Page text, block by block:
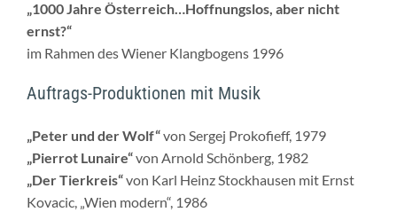
„1000 Jahre Österreich…Hoffnungslos, aber nicht
ernst?“
im Rahmen des Wiener Klangbogens 1996
Auftrags-Produktionen mit Musik
„Peter und der Wolf“von Sergej Prokofieff, 1979
„Pierrot Lunaire“von Arnold Schönberg, 1982
„Der Tierkreis“von Karl Heinz Stockhausen mit Ernst
Kovacic, „Wien modern“, 1986